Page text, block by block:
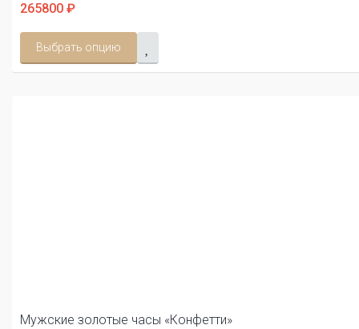
265800 ₽
Выбрать опцию
Мужские золотые часы «Конфетти»